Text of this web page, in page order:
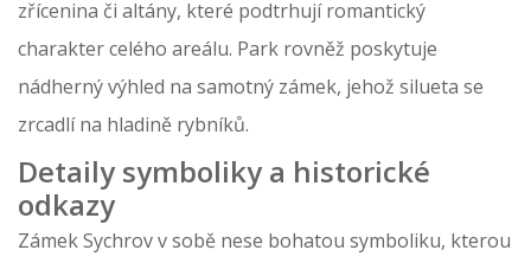
zřícenina či altány, které podtrhují romantický
charakter celého areálu. Park rovněž poskytuje
nádherný výhled na samotný zámek, jehož silueta se
zrcadlí na hladině rybníků.
Detaily symboliky a historické
odkazy
Zámek Sychrov v sobě nese bohatou symboliku, kterou